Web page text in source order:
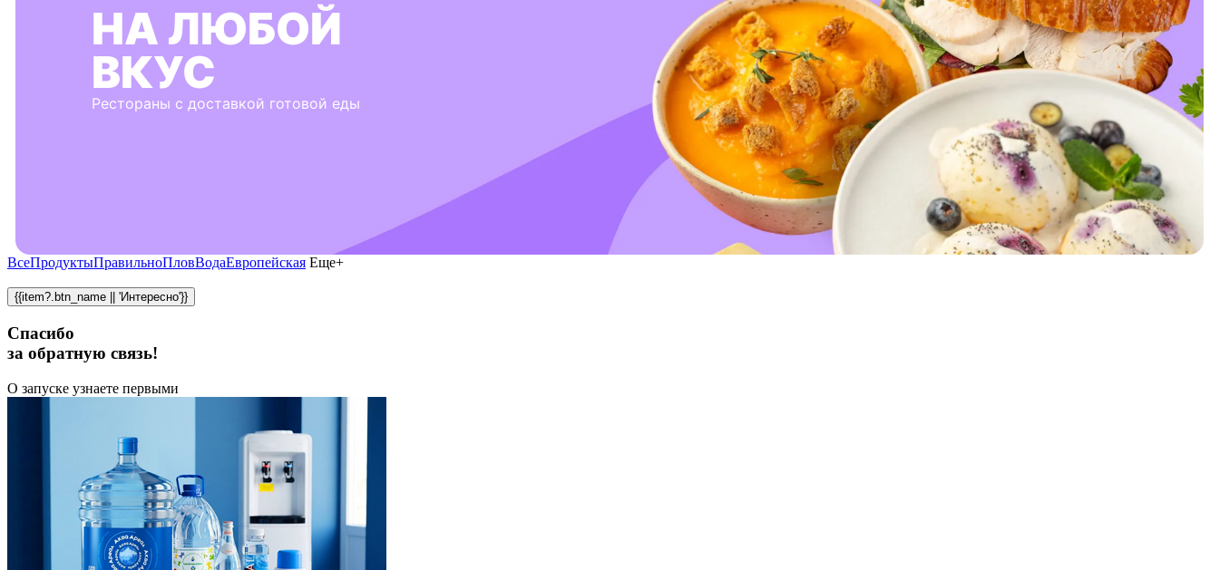
НА ЛЮБОЙ
ВКУС
Рестораны с доставкой готовой еды
ВсеПродуктыПравильноПловВодаЕвропейская Еще+
{{item?.btn_name || 'Интересно'}}
Спасибо
за обратную связь!
О запуске узнаете первыми